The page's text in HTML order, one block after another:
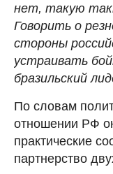
нет, такую
Говорить о
стороны
устраивать
бразильский
По словам
отношении РФ
практические
партнерство